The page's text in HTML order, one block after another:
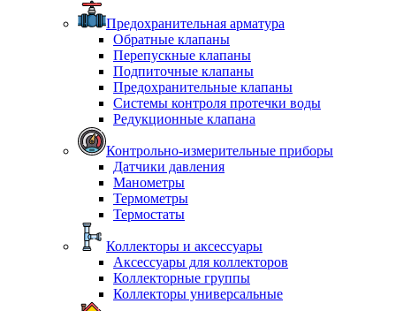
Предохранительная арматура
Обратные клапаны
Перепускные клапаны
Подпиточные клапаны
Предохранительные клапаны
Системы контроля протечки воды
Редукционные клапана
Контрольно-измерительные приборы
Датчики давления
Манометры
Термометры
Термостаты
Коллекторы и аксессуары
Аксессуары для коллекторов
Коллекторные группы
Коллекторы универсальные